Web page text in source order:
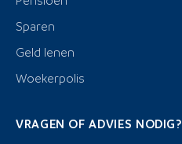
Sparen
Geld lenen
Woekerpolis
VRAGEN OF ADVIES NODIG?